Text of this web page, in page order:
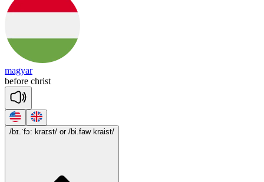
magyar
before christ
/bɪ.ˈfɔ: kraɪst/ or /bi.faw kraist/